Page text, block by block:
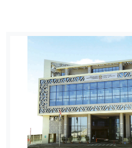
نبويا عنوانا لفيلم أكشن؟
- حرب إيران تستنزف مخزون
من الأسلحة.. وبزشكيان يكشف
إحباط "خطة الغزو البري"
الاحتلال يوافق على البدء
بمشروع "إعمار رفح"
إليك ما يجب معرفته